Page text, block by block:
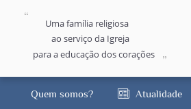
Uma família religiosa
ao serviço da Igreja
para a educação dos corações
Quem somos? Atualidade